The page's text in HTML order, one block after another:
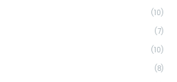
(10)
(7)
(10)
(8)